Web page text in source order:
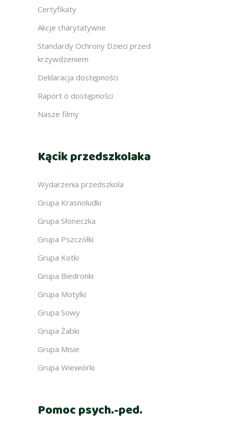
Certyfikaty
Akcje charytatywne
Standardy Ochrony Dzieci przed
krzywdzeniem
Deklaracja dostępności
Raport o dostępności
Nasze filmy
Kącik przedszkolaka
Wydarzenia przedszkola
Grupa Krasnoludki
Grupa Słoneczka
Grupa Pszczółki
Grupa Kotki
Grupa Biedronki
Grupa Motylki
Grupa Sowy
Grupa Żabki
Grupa Misie
Grupa Wiewiórki
Pomoc psych.-ped.